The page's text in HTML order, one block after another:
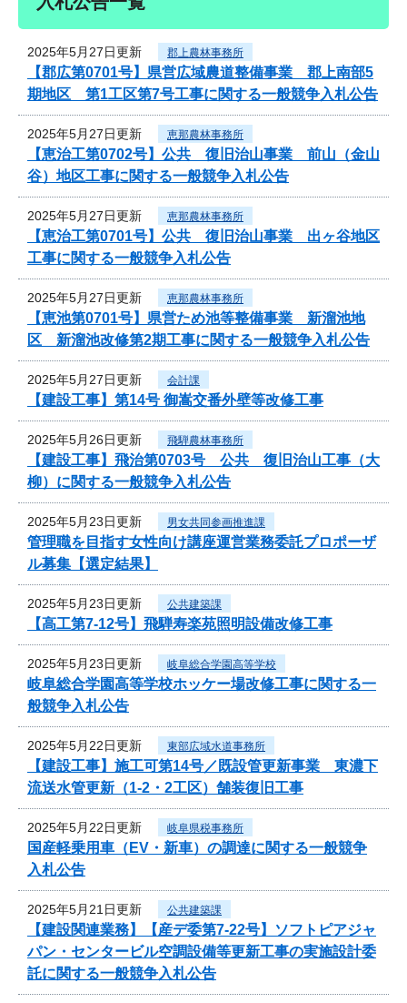
2025年5月27日更新 郡上農林事務所
【郡広第0701号】県営広域農道整備事業 郡上南部5
期地区 第1工区第7号工事に関する一般競争入札公告
2025年5月27日更新 恵那農林事務所
【恵治工第0702号】公共 復旧治山事業 前山（金山
谷）地区工事に関する一般競争入札公告
2025年5月27日更新 恵那農林事務所
【恵治工第0701号】公共 復旧治山事業 出ヶ谷地区
工事に関する一般競争入札公告
2025年5月27日更新 恵那農林事務所
【恵池第0701号】県営ため池等整備事業 新溜池地
区 新溜池改修第2期工事に関する一般競争入札公告
2025年5月27日更新 会計課
【建設工事】第14号 御嵩交番外壁等改修工事
2025年5月26日更新 飛騨農林事務所
【建設工事】飛治第0703号 公共 復旧治山工事（大
柳）に関する一般競争入札公告
2025年5月23日更新 男女共同参画推進課
管理職を目指す女性向け講座運営業務委託プロポーザ
ル募集【選定結果】
2025年5月23日更新 公共建築課
【高工第7-12号】飛騨寿楽苑照明設備改修工事
2025年5月23日更新 岐阜総合学園高等学校
岐阜総合学園高等学校ホッケー場改修工事に関する一
般競争入札公告
2025年5月22日更新 東部広域水道事務所
【建設工事】施工可第14号／既設管更新事業 東濃下
流送水管更新（1-2・2工区）舗装復旧工事
2025年5月22日更新 岐阜県税事務所
国産軽乗用車（EV・新車）の調達に関する一般競争
入札公告
2025年5月21日更新 公共建築課
【建設関連業務】【産デ委第7-22号】ソフトピアジャ
パン・センタービル空調設備等更新工事の実施設計委
託に関する一般競争入札公告